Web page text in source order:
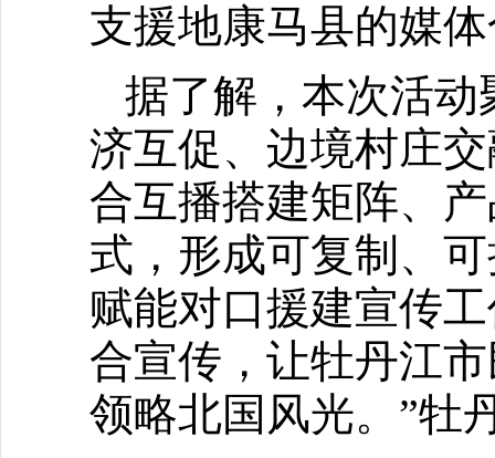
支援地康马县的媒
据了解，本次活
济互促、边境村庄
合互播搭建矩阵、
式，形成可复制、
赋能对口援建宣传
合宣传，让牡丹江
领略北国风光。”牡